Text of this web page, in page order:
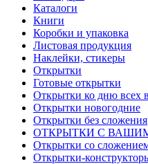
Каталоги
Книги
Коробки и упаковка
Листовая продукция
Наклейки, стикеры
Открытки
Готовые открытки
Открытки ко дню всех
Открытки новогодние
Открытки без сложения
ОТКРЫТКИ С
Открытки со
Открытки-